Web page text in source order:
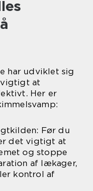
har udviklet sig
at
Her er
Før du
det vigtigt at
og stoppe
af lækager,
kontrol af